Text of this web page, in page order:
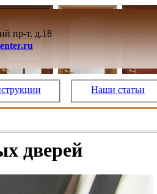
пр-т. д.18
Наши статьи
дверей